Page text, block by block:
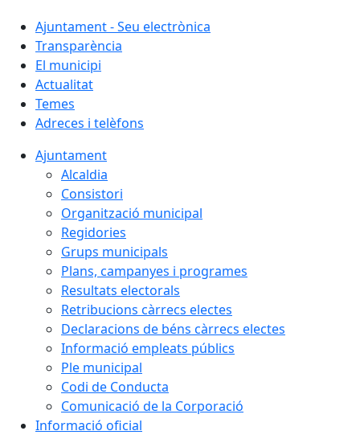
Ajuntament - Seu electrònica
Transparència
El municipi
Actualitat
Temes
Adreces i telèfons
Ajuntament
Alcaldia
Consistori
Organització municipal
Regidories
Grups municipals
Plans, campanyes i programes
Resultats electorals
Retribucions càrrecs electes
Declaracions de béns càrrecs electes
Informació empleats públics
Ple municipal
Codi de Conducta
Comunicació de la Corporació
Informació oficial